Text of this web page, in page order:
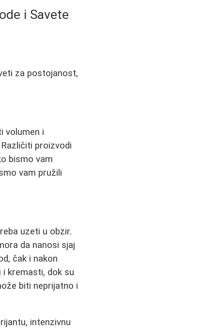
i Savete
za postojanost,
volumen i
proizvodi
bismo vam
vam pružili
uzeti u obzir.
da nanosi sjaj
čak i nakon
i kremasti, dok su
biti neprijatno i
intenzivnu